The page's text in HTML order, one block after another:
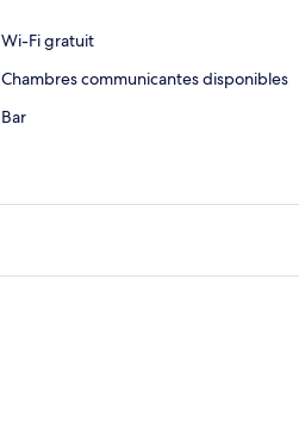
Wi-Fi gratuit
Chambres communicantes disponibles
Bar